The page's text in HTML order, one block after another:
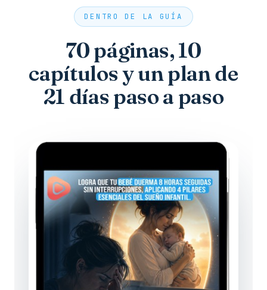
DENTRO DE LA GUÍA
70 páginas, 10
capítulos y un plan de
21 días paso a paso